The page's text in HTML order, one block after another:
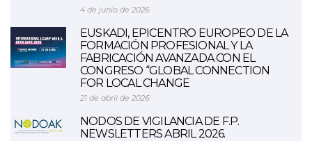
4 de junio de 2026
EUSKADI, EPICENTRO EUROPEO DE LA
FORMACIÓN PROFESIONAL Y LA
FABRICACIÓN AVANZADA CON EL
CONGRESO “GLOBAL CONNECTION
FOR LOCAL CHANGE
21 de abril de 2026
NODOS DE VIGILANCIA DE F.P.
NEWSLETTERS ABRIL 2026.